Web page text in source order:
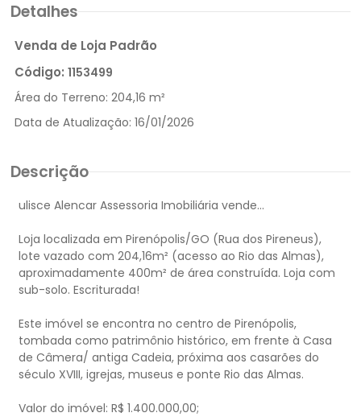
Detalhes
Venda de Loja Padrão
Código: 1153499
Área do Terreno: 204,16 m²
Data de Atualização: 16/01/2026
Descrição
ulisce Alencar Assessoria Imobiliária vende...
Loja localizada em Pirenópolis/GO (Rua dos Pireneus),
lote vazado com 204,16m² (acesso ao Rio das Almas),
aproximadamente 400m² de área construída. Loja com
sub-solo. Escriturada!
Este imóvel se encontra no centro de Pirenópolis,
tombada como patrimônio histórico, em frente à Casa
de Câmera/ antiga Cadeia, próxima aos casarões do
século XVIII, igrejas, museus e ponte Rio das Almas.
Valor do imóvel: R$ 1.400.000,00;